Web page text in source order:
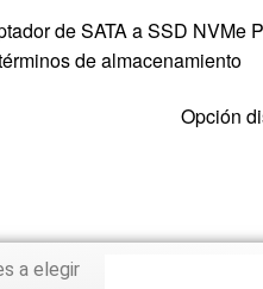
de SATA a SSD NVMe
de almacenamiento
Opción
a elegir